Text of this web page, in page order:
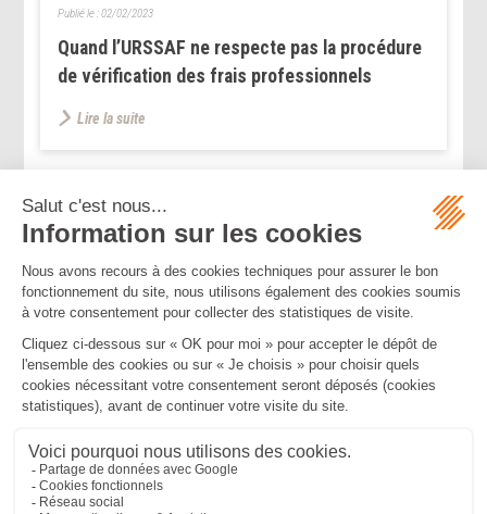
Quand l’URSSAF ne respecte pas la procédure
de vérification des frais professionnels
Publié le :02/02/2023
Lire la suite
<< < ... 9
>>
Mentions légalesPolitique de confidentialitéPolitique de cookies
Plan du site
MBA ET ASSOCIÉS
235 Rue Helene Boucher, 34170 CASTELNAU LE LEZ